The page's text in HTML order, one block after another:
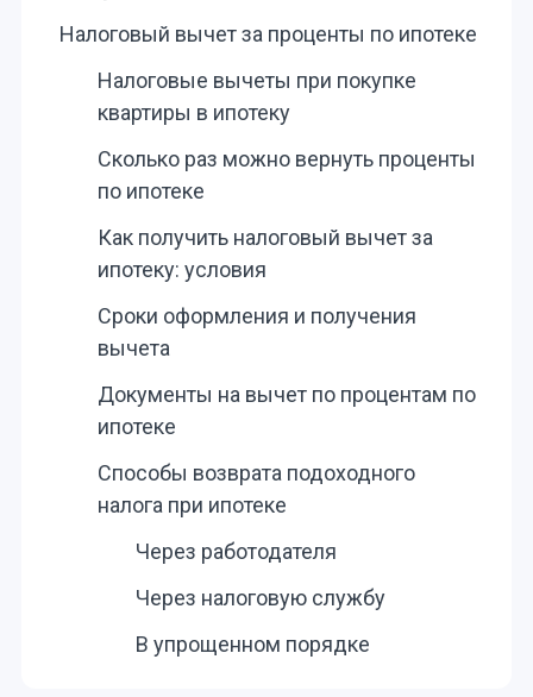
Налоговый вычет за проценты по ипотеке
Налоговые вычеты при покупке
квартиры в ипотеку
Сколько раз можно вернуть проценты
по ипотеке
Как получить налоговый вычет за
ипотеку: условия
Сроки оформления и получения
вычета
Документы на вычет по процентам по
ипотеке
Способы возврата подоходного
налога при ипотеке
Через работодателя
Через налоговую службу
В упрощенном порядке